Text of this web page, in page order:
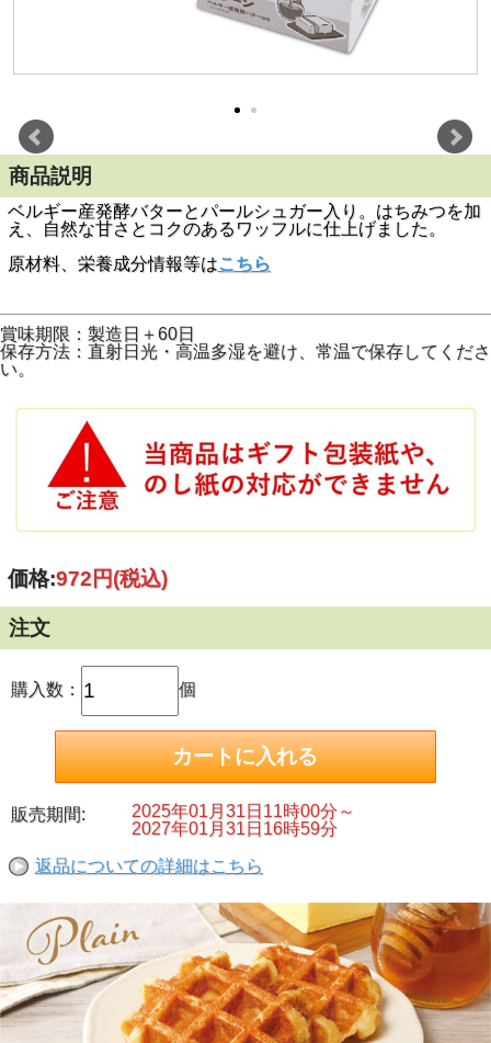
商品説明
ベルギー産発酵バターとパールシュガー入り。はちみつを加
え、自然な甘さとコクのあるワッフルに仕上げました。
原材料、栄養成分情報等はこちら
賞味期限：製造日＋60日
保存方法：直射日光・高温多湿を避け、常温で保存してくださ
い。
価格:972円(税込)
注文
購入数： 個
販売期間:
2025年01月31日11時00分～
2027年01月31日16時59分
返品についての詳細はこちら